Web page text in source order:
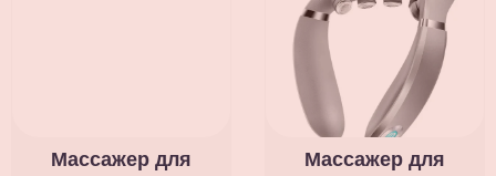
Массажер для
Массажер для